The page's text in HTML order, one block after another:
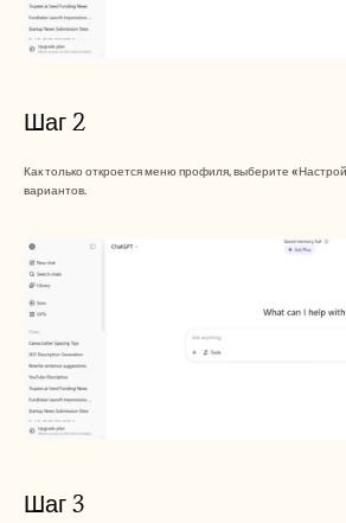
Шаг 2
Как только откроется меню профиля, выберите
вариантов.
Шаг 3